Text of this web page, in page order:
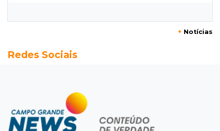
Acrissul atribui queda do rebanho em MS a
Let it Rip
Esquece de farmar aura: campeonato de
Beyblade agita Campo Grande
+ Notícias
Redes Sociais